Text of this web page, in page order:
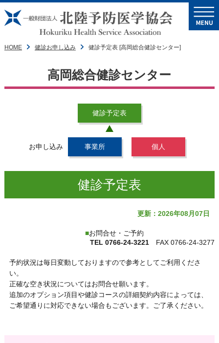
HOME 健診お申し込み 健診予定表 [高岡総合健診センター]
高岡総合健診センター
健診予定表
お申し込み 事業所 個人
健診予定表
更新：2026年08月07日
お問合せ・ご予約
TEL0766-24-3221 FAX 0766-24-3277
予約状況は毎日変動しておりますので参考としてご利用くださ
い。
正確な空き状況についてはお問合せ願います。
追加のオプション項目や健診コースの詳細契約内容によっては、
ご希望通りに対応できない場合もございます。ご了承ください。